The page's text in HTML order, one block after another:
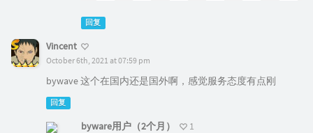
回复
Vincent
October 6th, 2021 at 07:59 pm
bywave 这个在国内还是国外啊，感觉服务态度有点刚
回复
byware用户（2个月） 1